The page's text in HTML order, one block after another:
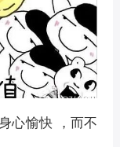
心愉快 ，而不